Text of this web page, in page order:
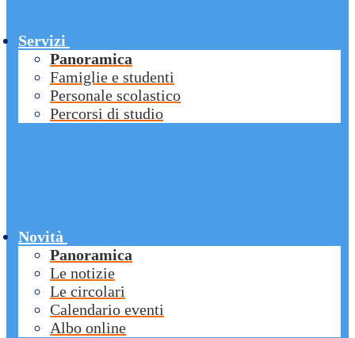
Servizi
Panoramica
Famiglie e studenti
Personale scolastico
Percorsi di studio
Novità
Panoramica
Le notizie
Le circolari
Calendario eventi
Albo online